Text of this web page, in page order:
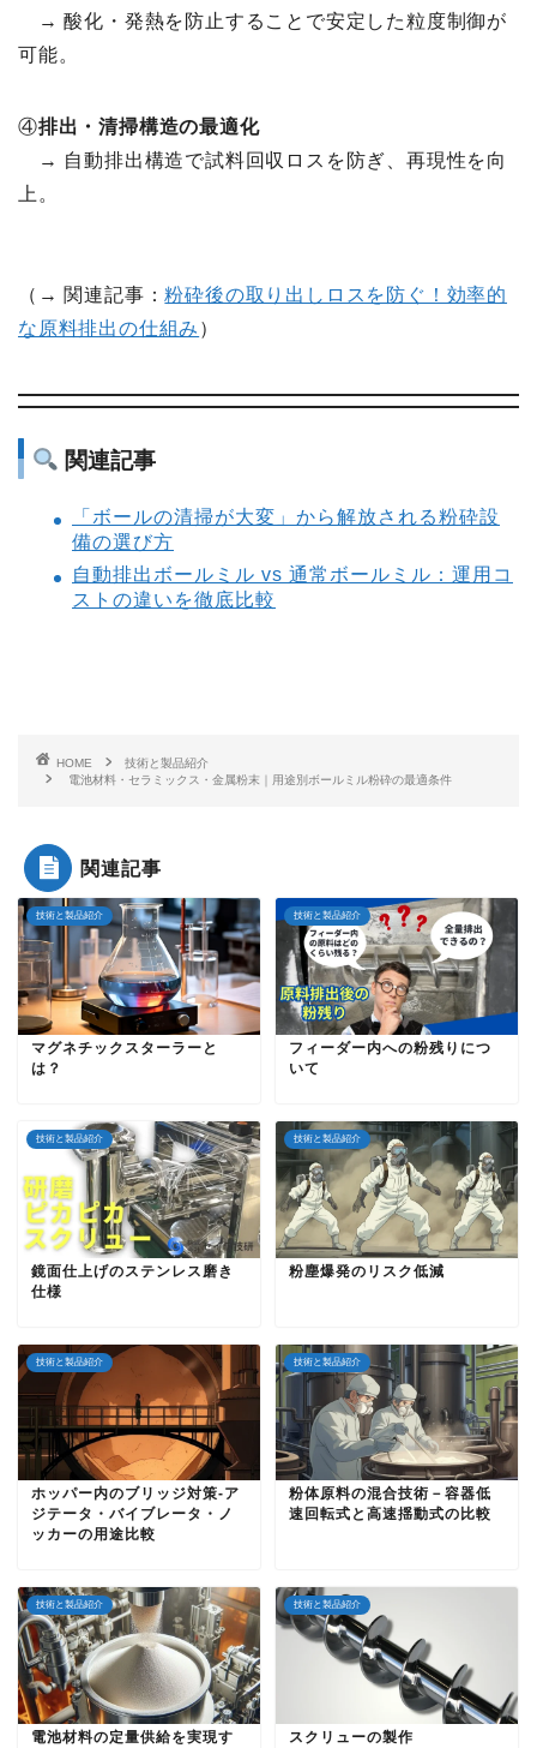
→ 酸化・発熱を防止することで安定した粒度制御が
可能。
④排出・清掃構造の最適化
→ 自動排出構造で試料回収ロスを防ぎ、再現性を向
上。
（→ 関連記事：粉砕後の取り出しロスを防ぐ！効率的
な原料排出の仕組み ）
関連記事
「ボールの清掃が大変」から解放される粉砕設
備の選び方
自動排出ボールミル vs 通常ボールミル：運用コ
ストの違いを徹底比較
HOME
技術と製品紹介
電池材料・セラミックス・金属粉末｜用途別ボールミル粉砕の最適条件
関連記事
技術と製品紹介
マグネチックスターラーと
は？
技術と製品紹介
フィーダー内への粉残りにつ
いて
技術と製品紹介
鏡面仕上げのステンレス磨き
仕様
技術と製品紹介
粉塵爆発のリスク低減
技術と製品紹介
ホッパー内のブリッジ対策-ア
ジテータ・バイブレータ・ノ
ッカーの用途比較
技術と製品紹介
粉体原料の混合技術－容器低
速回転式と高速揺動式の比較
技術と製品紹介
電池材料の定量供給を実現す
技術と製品紹介
スクリューの製作